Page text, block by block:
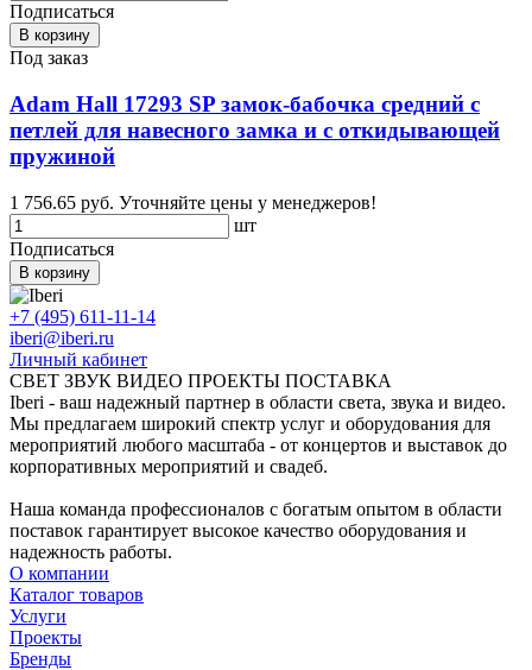
Подписаться
В корзину
Под заказ
Adam Hall 17293 SP замок-бабочка средний с
петлей для навесного замка и с откидывающей
пружиной
1 756.65 руб. Уточняйте цены у менеджеров!
шт
Подписаться
В корзину
+7 (495) 611-11-14
iberi@iberi.ru
Личный кабинет
СВЕТ ЗВУК ВИДЕО ПРОЕКТЫ ПОСТАВКА
Iberi - ваш надежный партнер в области света, звука и видео.
Мы предлагаем широкий спектр услуг и оборудования для
мероприятий любого масштаба - от концертов и выставок до
корпоративных мероприятий и свадеб.
Наша команда профессионалов с богатым опытом в области
поставок гарантирует высокое качество оборудования и
надежность работы.
О компании
Каталог товаров
Услуги
Проекты
Бренды